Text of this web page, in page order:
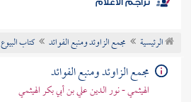
موضوعي
تراجم الأعلام
الرئيسية مجمع الزاوئد ومنبع الفوائد كتاب البيوع
مجمع الزاوئد ومنبع الفوائد
الهيثمي - نور الدين علي بن أبي بكر الهيثمي